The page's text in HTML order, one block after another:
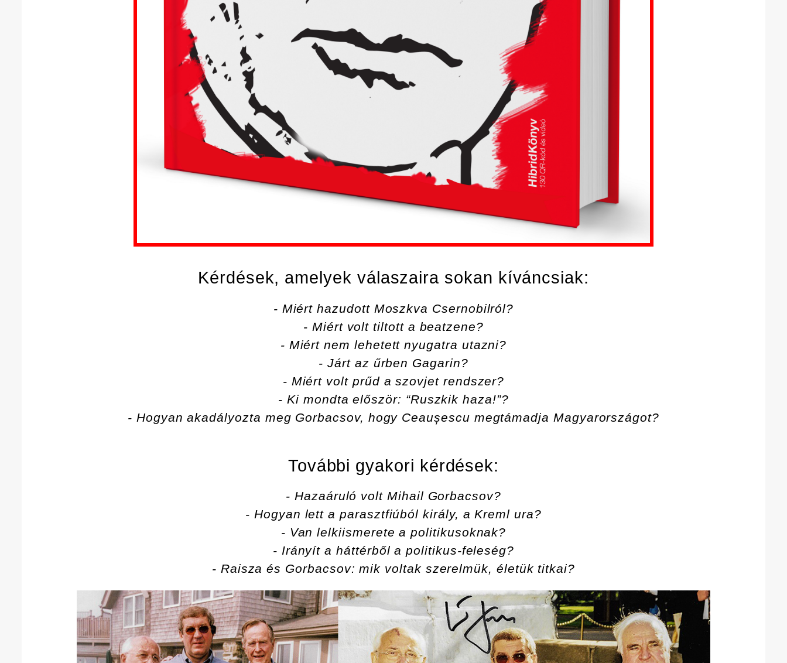
Kérdések, amelyek válaszaira sokan kíváncsiak:
- Miért hazudott Moszkva Csernobilról?
- Miért volt tiltott a beatzene?
- Miért nem lehetett nyugatra utazni?
- Járt az űrben Gagarin?
- Miért volt prűd a szovjet rendszer?
- Ki mondta először: “Ruszkik haza!”?
- Hogyan akadályozta meg Gorbacsov, hogy Ceaușescu megtámadja Magyarországot?
További gyakori kérdések:
- Hazaáruló volt Mihail Gorbacsov?
- Hogyan lett a parasztfiúból király, a Kreml ura?
- Van lelkiismerete a politikusoknak?
- Irányít a háttérből a politikus-feleség?
- Raisza és Gorbacsov: mik voltak szerelmük, életük titkai?